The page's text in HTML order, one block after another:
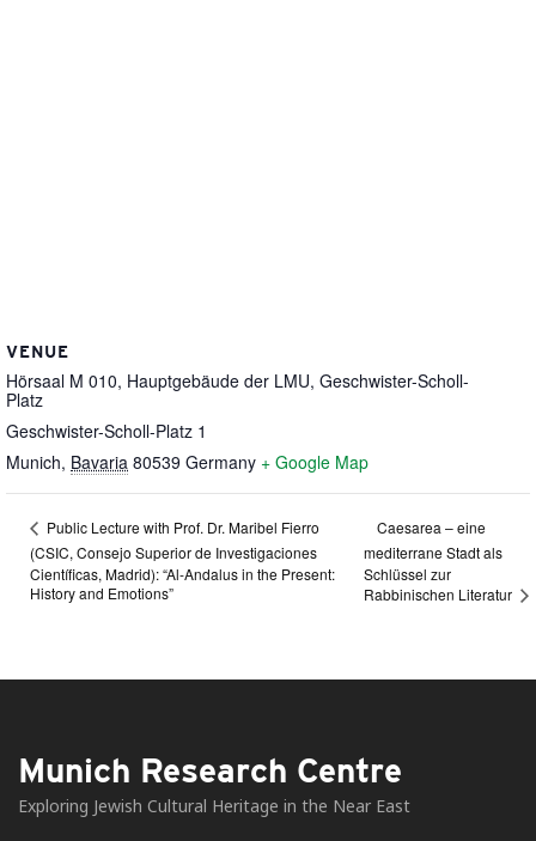
VENUE
Hörsaal M 010, Hauptgebäude der LMU, Geschwister-Scholl-
Platz
Geschwister-Scholl-Platz 1
Munich, Bavaria 80539 Germany + Google Map
Public Lecture with Prof. Dr. Maribel Fierro
(CSIC, Consejo Superior de Investigaciones
Científicas, Madrid): “Al-Andalus in the Present:
History and Emotions”
Caesarea – eine
mediterrane Stadt als
Schlüssel zur
Rabbinischen Literatur
Munich Research Centre
Exploring Jewish Cultural Heritage in the Near East